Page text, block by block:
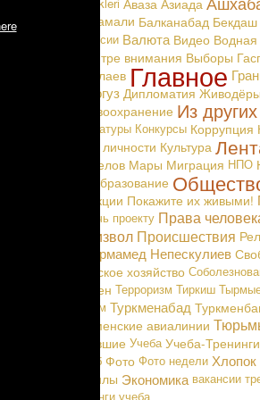
хозяин
Байрамали Балканабад Бекдаш
Вакансии Валюта Видео
В центре внимания Выборы
Маталаев Главное
Дашогуз Дипломатия Живодёры
Здравоохранение Из
Карикатуры Конкурсы Коррупция
Культ личности Культура
Мингелов Мары Миграция НПО
Образование
редакции Покажите их живыми!
Помочь проекту Права
Произвол Происшествия
Сапармамед Непескулиев
Сельское хозяйство
Теджен Терроризм Тиркиш
Туризм Туркменабад
Туркменские авиалинии
Уехавшие Учеба Учеба-
Фараб Фото Фото недели Хлопок
Чоганлы Экономика вакансии
тренинги учеба